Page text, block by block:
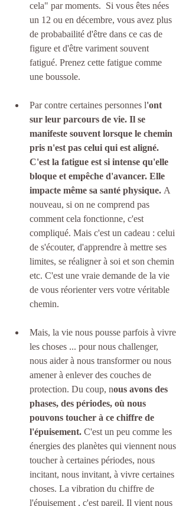
cela" par moments.  Si vous êtes nées
un 12 ou en décembre, vous avez plus
de probabailité d'être dans ce cas de
figure et d'être variment souvent
fatigué. Prenez cette fatigue comme
une boussole.
Par contre certaines personnes l'ont
sur leur parcours de vie. Il se
manifeste souvent lorsque le chemin
pris n'est pas celui qui est aligné.
C'est la fatigue est si intense qu'elle
bloque et empêche d'avancer. Elle
impacte même sa santé physique. A
nouveau, si on ne comprend pas
comment cela fonctionne, c'est
compliqué. Mais c'est un cadeau : celui
de s'écouter, d'apprendre à mettre ses
limites, se réaligner à soi et son chemin
etc. C'est une vraie demande de la vie
de vous réorienter vers votre véritable
chemin.
Mais, la vie nous pousse parfois à vivre
les choses ... pour nous challenger,
nous aider à nous transformer ou nous
amener à enlever des couches de
protection. Du coup, nous avons des
phases, des périodes, où nous
pouvons toucher à ce chiffre de
l'épuisement. C'est un peu comme les
énergies des planètes qui viennent nous
toucher à certaines périodes, nous
incitant, nous invitant, à vivre certaines
choses. La vibration du chiffre de
l'épuisement , c'est pareil. Il vient nous